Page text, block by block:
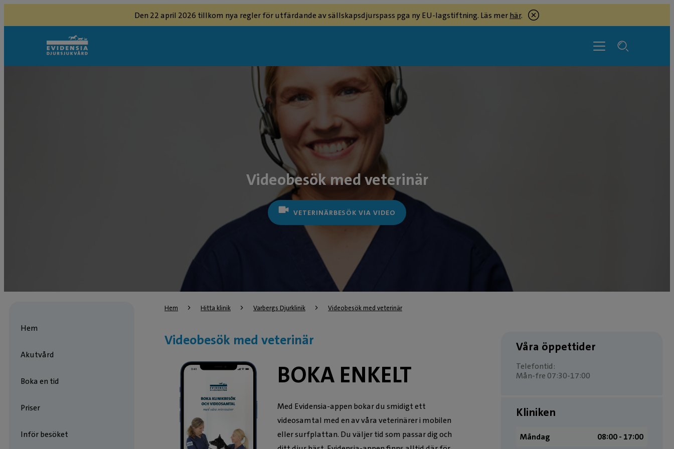
Den 22 april 2026 tillkom nya regler för utfärdande av sällskapsdjurspass pga ny EU-lagstiftning. Läs merhär.
Videobesök med veterinär
VETERINÄRBESÖK VIA VIDEO
Hem Hitta klinik Varbergs Djurklinik Videobesök med veterinär
Hem
Akutvård
Boka en tid
Priser
Inför besöket
Videobesök med veterinär
BOKA ENKELT
Med Evidensia-appen bokar du smidigt ett
videosamtal med en av våra veterinärer i mobilen
eller surfplattan. Du väljer tid som passar dig och
Våra öppettider
Telefontid:
Mån-fre 07:30-17:00
Kliniken
Måndag
08:00 ­- 17:00